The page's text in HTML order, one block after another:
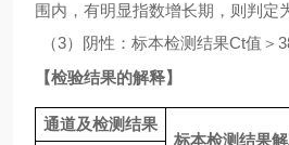
围内，有明显指数增长期，则判定
（3）阴性：标本检测结果Ct值＞
【检验结果的解释】
通道及检测结果
标本检测结果